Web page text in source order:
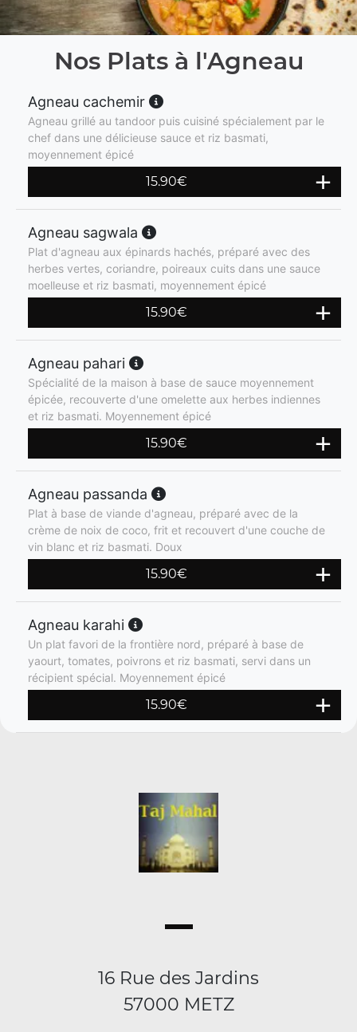
Nos Plats à l'Agneau
Agneau cachemir
Agneau grillé au tandoor puis cuisiné spécialement par le
chef dans une délicieuse sauce et riz basmati,
moyennement épicé
15.90€
Agneau sagwala
Plat d'agneau aux épinards hachés, préparé avec des
herbes vertes, coriandre, poireaux cuits dans une sauce
moelleuse et riz basmati, moyennement épicé
15.90€
Agneau pahari
Spécialité de la maison à base de sauce moyennement
épicée, recouverte d'une omelette aux herbes indiennes
et riz basmati. Moyennement épicé
15.90€
Agneau passanda
Plat à base de viande d'agneau, préparé avec de la
crème de noix de coco, frit et recouvert d'une couche de
vin blanc et riz basmati. Doux
15.90€
Agneau karahi
Un plat favori de la frontière nord, préparé à base de
yaourt, tomates, poivrons et riz basmati, servi dans un
récipient spécial. Moyennement épicé
15.90€
16 Rue des Jardins
57000 METZ